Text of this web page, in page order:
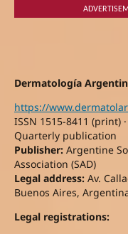
Dermatología
https://
ISSN 1515-8411 (print)
Quarterly publication
Publisher:Argentine
Association (SAD)
Legal address:Av.
Buenos Aires,
Legal registrations: